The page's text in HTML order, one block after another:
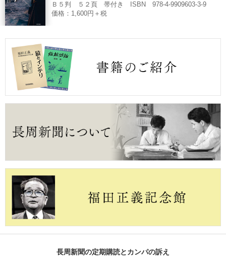
Ｂ５判 ５２頁 帯付き ISBN 978-4-9909603-3-9
価格：1,600円＋税
長周新聞の定期購読とカンパの訴え